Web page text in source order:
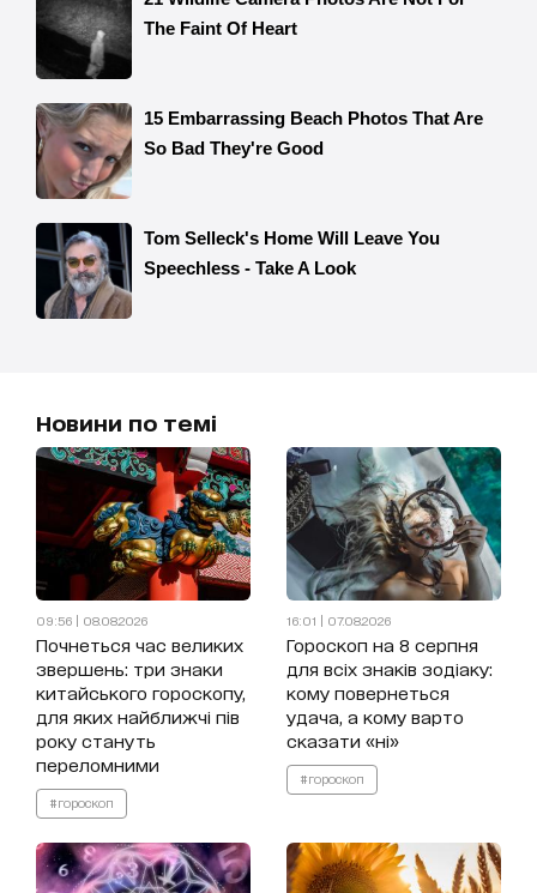
Новини по темі
09:56 | 08.08.2026
Почнеться час великих
звершень: три знаки
китайського гороскопу,
для яких найближчі пів
року стануть
переломними
#гороскоп
16:01 | 07.08.2026
Гороскоп на 8 серпня
для всіх знаків зодіаку:
кому повернеться
удача, а кому варто
сказати «ні»
#гороскоп